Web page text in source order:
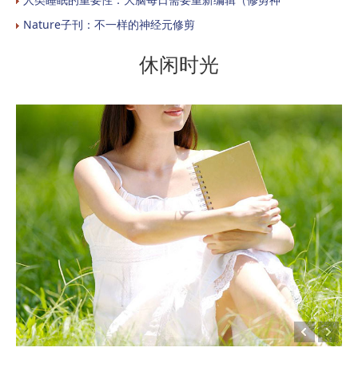
Nature子刊：不一样的神经元修剪
休闲时光